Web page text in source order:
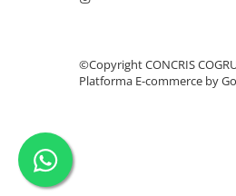
©Copyright CONCRIS
Platforma E-commerce by